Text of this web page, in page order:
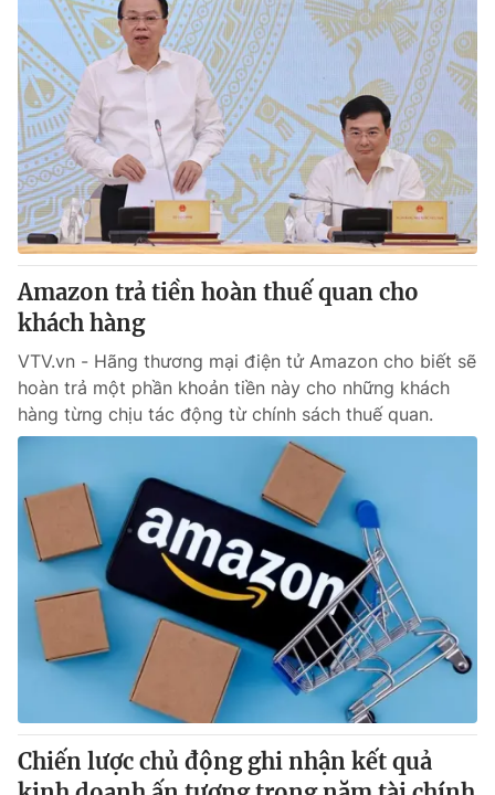
Amazon trả tiền hoàn thuế quan cho
khách hàng
VTV.vn - Hãng thương mại điện tử Amazon cho biết sẽ
hoàn trả một phần khoản tiền này cho những khách
hàng từng chịu tác động từ chính sách thuế quan.
Chiến lược chủ động ghi nhận kết quả